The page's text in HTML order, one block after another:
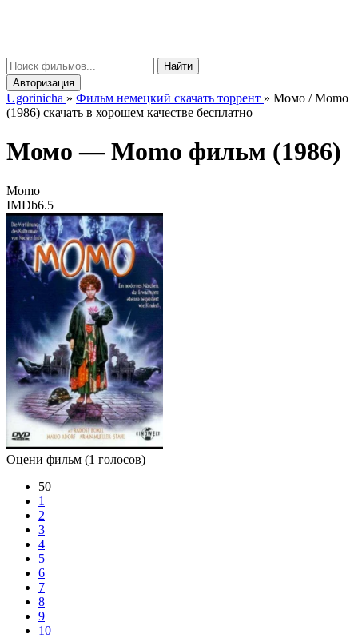
Найти
Авторизация
Ugorinicha » Фильм немецкий скачать торрент » Момо / Momo
(1986) скачать в хорошем качестве бесплатно
Момо —Momo фильм (1986)
Momo
IMDb6.5
Оцени фильм (1 голосов)
50
1
2
3
4
5
6
7
8
9
10